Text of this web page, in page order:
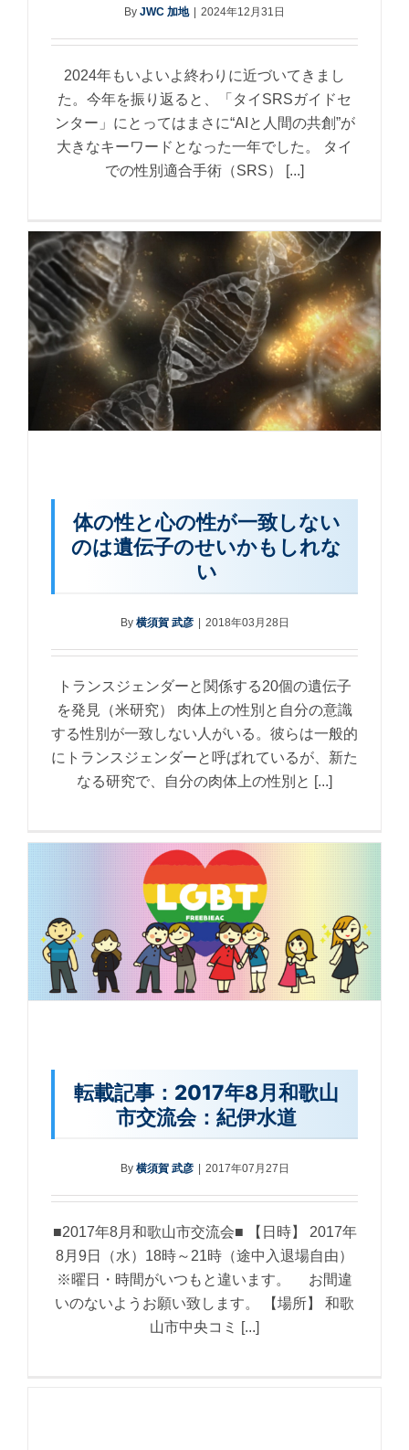
By JWC 加地 | 2024年12月31日
2024年もいよいよ終わりに近づいてきまし
た。今年を振り返ると、「タイSRSガイドセ
ンター」にとってはまさに“AIと人間の共創”が
大きなキーワードとなった一年でした。 タイ
での性別適合手術（SRS） [...]
体の性と心の性が一致しない
のは遺伝子のせいかもしれな
い
By 横須賀 武彦 2018年03月28日
トランスジェンダーと関係する20個の遺伝子
を発見（米研究） 肉体上の性別と自分の意識
する性別が一致しない人がいる。彼らは一般的
にトランスジェンダーと呼ばれているが、新た
なる研究で、自分の肉体上の性別と [...]
転載記事：2017年8月和歌山
市交流会：紀伊水道
By 横須賀 武彦 | 2017年07月27日
■2017年8月和歌山市交流会■ 【日時】 2017年
8月9日（水）18時～21時（途中入退場自由）
※曜日・時間がいつもと違います。 お間違
いのないようお願い致します。 【場所】 和歌
山市中央コミ [...]